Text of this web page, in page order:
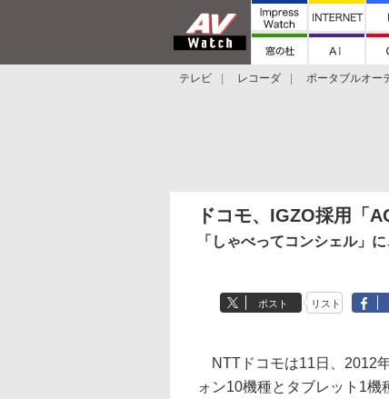
テレビ レコーダ ポータブルオー
ドコモ、IGZO採用「
「しゃべってコンシェル」
ポスト リスト
NTTドコモは11日、2012
ォン10機種とタブレット1機